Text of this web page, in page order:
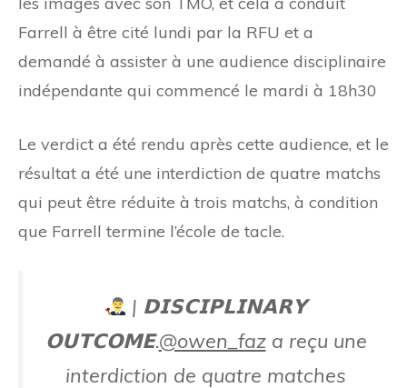
Farrell à être cité lundi par la RFU et a
demandé à assister à une audience disciplinaire
indépendante qui commencé le mardi à 18h30
Le verdict a été rendu après cette audience, et le
résultat a été une interdiction de quatre matchs
qui peut être réduite à trois matchs, à condition
que Farrell termine l’école de tacle.
| 𝗗𝗜𝗦𝗖𝗜𝗣𝗟𝗜𝗡𝗔𝗥𝗬
𝗢𝗨𝗧𝗖𝗢𝗠𝗘.@owen_faza reçu une
interdiction de quatre matches